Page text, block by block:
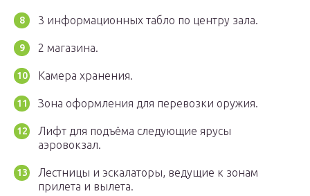
3 информационных табло по центру зала.
2 магазина.
Камера хранения.
Зона оформления для перевозки оружия.
Лифт для подъёма следующие ярусы
аэровокзал.
Лестницы и эскалаторы, ведущие к зонам
прилета и вылета.